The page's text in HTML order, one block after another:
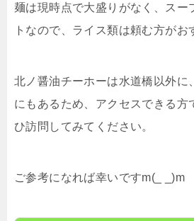
麺は現時点で大盛りがなく、スー
トなので、ライス類は頼む方がお
北ノ醤油チーホーは水道橋以外に
にもあるため、アクセスできる方
ひ訪問してみてください。
ご参考になれば幸いですm(_ _)m